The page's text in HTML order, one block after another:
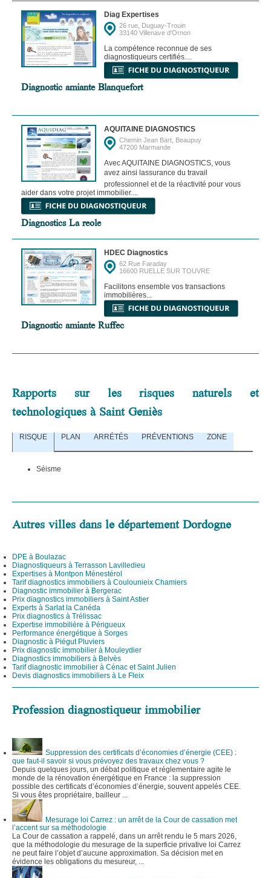
Diag Expertises
26 rue, Duguay-Trouin
33140 Villenave d'Ornon
La compétence reconnue de ses
diagnostiqueurs certifiés....
Diagnostic amiante Blanquefort
AQUITAINE DIAGNOSTICS
Chemin Jean Bart, Beaupuy
47200 Marmande
Avec AQUITAINE DIAGNOSTICS, vous
avez ainsi lassurance du travail
professionnel et de la réactivité pour vous
aider dans votre projet immobilier....
Diagnostics La reole
HDEC Diagnostics
62 Rue Faraday
16600 RUELLE SUR TOUVRE
Facilitons ensemble vos transactions
immobilières...
Diagnostic amiante Ruffec
Rapports sur les risques naturels et
technologiques à Saint Geniès
RISQUE PLAN ARRÉTÉS PRÉVENTIONS ZONE
Séisme
Autres villes dans le département Dordogne
DPE à Boulazac
Diagnostiqueurs à Terrasson Lavilledieu
Expertises à Montpon Ménestérol
Tarif diagnostics immobiliers à Coulounieix Chamiers
Diagnostic immobilier à Bergerac
Prix diagnostics immobiliers à Saint Astier
Experts à Sarlat la Canéda
Prix diagnostics à Trélissac
Expertise immobilière à Périgueux
Performance énergétique à Sorges
Diagnostic à Piégut Pluviers
Prix diagnostic immobilier à Mouleydier
Diagnostics immobiliers à Belvès
Tarif diagnostic immobilier à Cénac et Saint Julien
Devis diagnostics immobiliers à Le Fleix
Profession diagnostiqueur immobilier
Suppression des certificats d’économies d’énergie (CEE) :
que faut-il savoir si vous prévoyez des travaux chez vous ?
Depuis quelques jours, un débat politique et réglementaire agite le
monde de la rénovation énergétique en France : la suppression
possible des certificats d’économies d’énergie, souvent appelés CEE.
Si vous êtes propriétaire, bailleur ...
Mesurage loi Carrez : un arrêt de la Cour de cassation met
l’accent sur sa méthodologie
La Cour de cassation a rappelé, dans un arrêt rendu le 5 mars 2026,
que la méthodologie du mesurage de la superficie privative loi Carrez
ne peut faire l’objet d’aucune approximation. Sa décision met en
évidence les obligations du mesureur, ...